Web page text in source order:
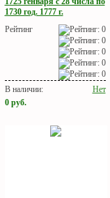
1730 год. 1777 г.
Рейтинг
В наличии:
Нет
0 руб.